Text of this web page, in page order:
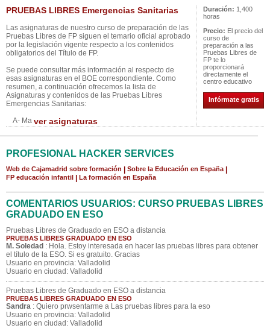
PRUEBAS LIBRES Emergencias Sanitarias
Las asignaturas de nuestro curso de preparación de las
Pruebas Libres de FP siguen el temario oficial aprobado
por la legislación vigente respecto a los contenidos
obligatorios del Título de FP.
Se puede consultar más información al respecto de
esas asignaturas en el BOE correspondiente. Como
resumen, a continuación ofrecemos la lista de
Asignaturas y contenidos de las Pruebas Libres
Emergencias Sanitarias:
A- Ma ver asignaturas
Duración: 1,400
horas
Precio: El precio del
curso de
preparación a las
Pruebas Libres de
FP te lo
proporcionará
directamente el
centro educativo
Infórmate gratis
PROFESIONAL HACKER SERVICES
Web de Cajamadrid sobre formación Sobre la Educación en España
FP educación infantil La formación en España
COMENTARIOS USUARIOS: CURSO PRUEBAS LIBRES
GRADUADO EN ESO
Pruebas Libres de Graduado en ESO a distancia
PRUEBAS LIBRES GRADUADO EN ESO
M. Soledad : Hola. Estoy interesada en hacer las pruebas libres para obtener
el título de la ESO. Si es gratuito. Gracias
Usuario en provincia: Valladolid
Usuario en ciudad: Valladolid
Pruebas Libres de Graduado en ESO a distancia
PRUEBAS LIBRES GRADUADO EN ESO
Sandra : Quiero prwsentarme a Las pruebas libres para la eso
Usuario en provincia: Valladolid
Usuario en ciudad: Valladolid